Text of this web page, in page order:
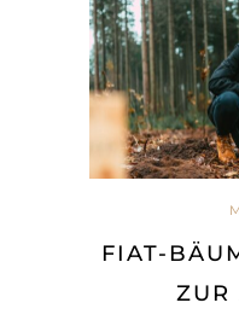
FIAT-
ZUR